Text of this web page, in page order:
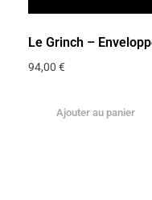
Le Grinch –
94,00 €
Ajouter au panier